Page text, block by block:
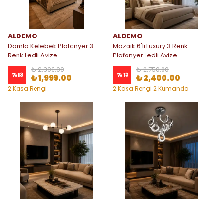
ALDEMO
Damla Kelebek Plafonyer 3
Renk Ledli Avize
%13
₺ 2,300.00
₺ 1,999.00
2 Kasa Rengi
ALDEMO
Mozaik 6'lı Luxury 3 Renk
Plafonyer Ledli Avize
%13
₺ 2,750.00
₺ 2,400.00
2 Kasa Rengi 2 Kumanda